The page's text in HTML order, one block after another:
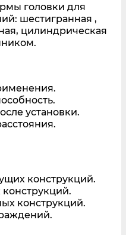
головки для
шестигранная ,
цилиндрическая
установки.
конструкций.
конструкций.